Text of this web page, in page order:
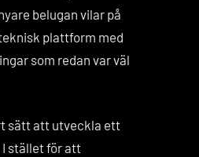
belugan vilar på
plattform med
som redan var väl
sätt att utveckla ett
stället för att